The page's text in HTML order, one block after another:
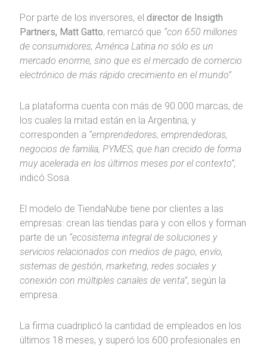
Por parte de los inversores, el director de Insigth
Partners, Matt Gatto, remarcó que “con 650 millones
de consumidores, América Latina no sólo es un
mercado enorme, sino que es el mercado de comercio
electrónico de más rápido crecimiento en el mundo”.
La plataforma cuenta con más de 90.000 marcas, de
los cuales la mitad están en la Argentina, y
corresponden a “emprendedores, emprendedoras,
negocios de familia, PYMES, que han crecido de forma
muy acelerada en los últimos meses por el contexto”,
indicó Sosa.
El modelo de TiendaNube tiene por clientes a las
empresas: crean las tiendas para y con ellos y forman
parte de un “ecosistema integral de soluciones y
servicios relacionados con medios de pago, envío,
sistemas de gestión, marketing, redes sociales y
conexión con múltiples canales de venta”, según la
empresa.
La firma cuadriplicó la cantidad de empleados en los
últimos 18 meses, y superó los 600 profesionales en